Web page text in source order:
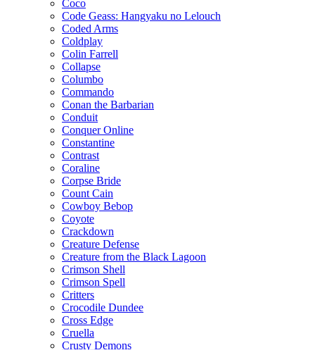
Coco
Code Geass: Hangyaku no Lelouch
Coded Arms
Coldplay
Colin Farrell
Collapse
Columbo
Commando
Conan the Barbarian
Conduit
Conquer Online
Constantine
Contrast
Coraline
Corpse Bride
Count Cain
Cowboy Bebop
Coyote
Crackdown
Creature Defense
Creature from the Black Lagoon
Crimson Shell
Crimson Spell
Critters
Crocodile Dundee
Cross Edge
Cruella
Crusty Demons